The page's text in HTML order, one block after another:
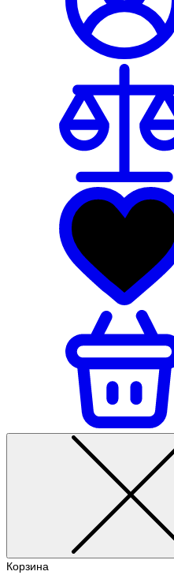
Корзина